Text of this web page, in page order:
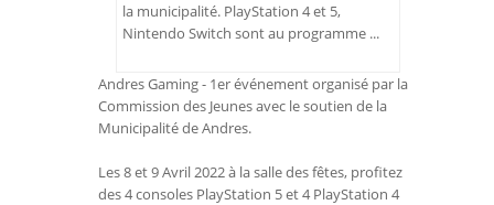
la municipalité. PlayStation 4 et 5,
Nintendo Switch sont au programme ...
Andres Gaming - 1er événement organisé par la
Commission des Jeunes avec le soutien de la
Municipalité de Andres.
Les 8 et 9 Avril 2022 à la salle des fêtes, profitez
des 4 consoles PlayStation 5 et 4 PlayStation 4